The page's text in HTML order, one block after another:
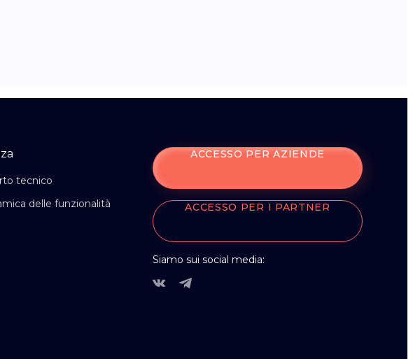
tecnico
delle funzionalità
ACCESSO PER AZIENDE
ACCESSO PER I PARTNER
Siamo sui social media: